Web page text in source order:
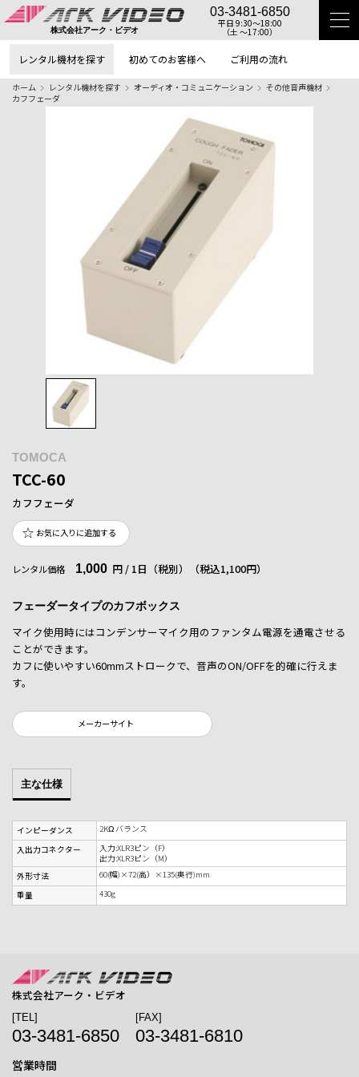
株式会社アーク・ビデオ
03-3481-6850
平日 9:30〜18:00
（土 〜17:00）
レンタル機材を探す 初めてのお客様へ ご利用の流れ
ホーム レンタル機材を探す オーディオ・コミュニケーション
その他音声機材
カフフェーダ
TOMOCA
TCC-60
カフフェーダ
お気に入りに追加する
レンタル価格 1,000 円 / 1日（税別） （税込1,100円）
フェーダータイプのカフボックス
マイク使用時にはコンデンサーマイク用のファンタム電源を通電させる
ことができます。
カフに使いやすい60mmストロークで、音声のON/OFFを的確に行えま
す。
メーカーサイト
主な仕様
インピーダンス
2KΩ バランス
入出力コネクター
入力:XLR3ピン（F）
出力:XLR3ピン（M）
外形寸法
60(幅)×72(高）×135(奥行)mm
重量
430g
株式会社アーク・ビデオ
[TEL]
03-3481-6850
[FAX]
03-3481-6810
営業時間